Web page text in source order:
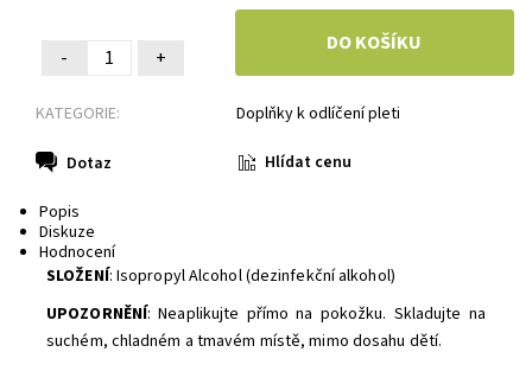
- +
KATEGORIE: Doplňky k odlíčení pleti
Dotaz Hlídat cenu
Popis
Diskuze
Hodnocení
SLOŽENÍ: Isopropyl Alcohol (dezinfekční alkohol)
UPOZORNĚNÍ: Neaplikujte přímo na pokožku. Skladujte na
suchém, chladném a tmavém místě, mimo dosahu dětí.